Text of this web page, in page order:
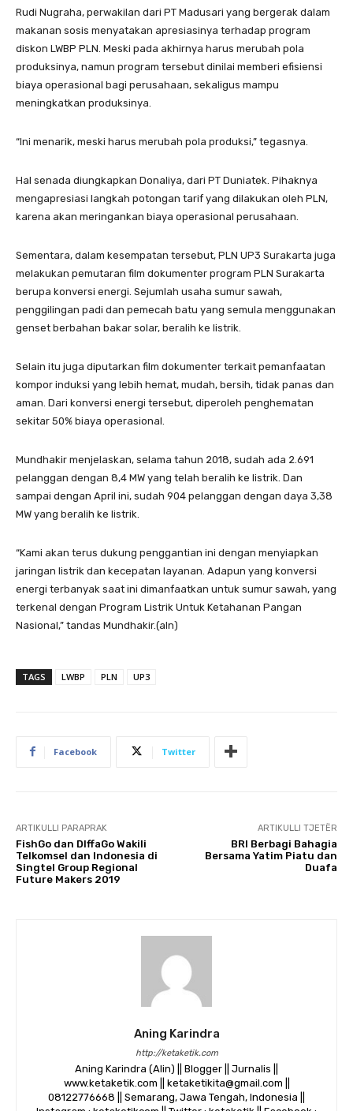
Rudi Nugraha, perwakilan dari PT Madusari yang bergerak dalam
makanan sosis menyatakan apresiasinya terhadap program
diskon LWBP PLN. Meski pada akhirnya harus merubah pola
produksinya, namun program tersebut dinilai memberi efisiensi
biaya operasional bagi perusahaan, sekaligus mampu
meningkatkan produksinya.
“Ini menarik, meski harus merubah pola produksi,” tegasnya.
Hal senada diungkapkan Donaliya, dari PT Duniatek. Pihaknya
mengapresiasi langkah potongan tarif yang dilakukan oleh PLN,
karena akan meringankan biaya operasional perusahaan.
Sementara, dalam kesempatan tersebut, PLN UP3 Surakarta juga
melakukan pemutaran film dokumenter program PLN Surakarta
berupa konversi energi. Sejumlah usaha sumur sawah,
penggilingan padi dan pemecah batu yang semula menggunakan
genset berbahan bakar solar, beralih ke listrik.
Selain itu juga diputarkan film dokumenter terkait pemanfaatan
kompor induksi yang lebih hemat, mudah, bersih, tidak panas dan
aman. Dari konversi energi tersebut, diperoleh penghematan
sekitar 50% biaya operasional.
Mundhakir menjelaskan, selama tahun 2018, sudah ada 2.691
pelanggan dengan 8,4 MW yang telah beralih ke listrik. Dan
sampai dengan April ini, sudah 904 pelanggan dengan daya 3,38
MW yang beralih ke listrik.
“Kami akan terus dukung penggantian ini dengan menyiapkan
jaringan listrik dan kecepatan layanan. Adapun yang konversi
energi terbanyak saat ini dimanfaatkan untuk sumur sawah, yang
terkenal dengan Program Listrik Untuk Ketahanan Pangan
Nasional,” tandas Mundhakir.(aln)
TAGS LWBP PLN UP3
Facebook Twitter
ARTIKULLI PARAPRAK
FishGo dan DIffaGo Wakili
Telkomsel dan Indonesia di
Singtel Group Regional
Future Makers 2019
ARTIKULLI TJETËR
BRI Berbagi Bahagia
Bersama Yatim Piatu dan
Duafa
Aning Karindra
http://ketaketik.com
Aning Karindra (Alin) || Blogger || Jurnalis ||
www.ketaketik.com || ketaketikita@gmail.com ||
08122776668 || Semarang, Jawa Tengah, Indonesia ||